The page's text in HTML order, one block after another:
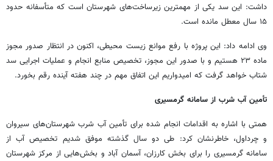
داشت: این سد یکی از مهمترین زیرساخت‌های شهرستان است که متأسفانه حدود
۱۵ سال معطل مانده است.
وی ادامه داد: این پروژه با رفع موانع زیست محیطی، اکنون در انتظار صدور مجوز
ماده ۲۳ هستیم و با صدور این مجوز، تخصیص منابع انجام و عملیات اجرایی سد
شتاب خواهد گرفت که امیدواریم این اتفاق مهم در چند هفته آینده رقم بخورد.
تأمین آب شرب از سامانه گرمسیری
همتی با اشاره به اقدامات انجام شده برای تأمین آب شرب شهرستان‌های سیروان
و چرداول، خاطرنشان کرد: طی دو سال گذشته موفق شدیم تخصیص آب از
سامانه گرمسیری را برای بخش کارزان، آسمان آباد و بخش‌هایی از مرکز شهرستان